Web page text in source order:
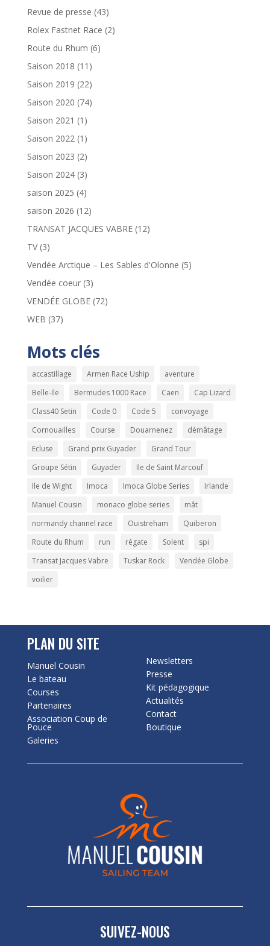
Revue de presse (43)
Rolex Fastnet Race (2)
Route du Rhum (6)
Saison 2018 (11)
Saison 2019 (22)
Saison 2020 (74)
Saison 2021 (1)
Saison 2022 (1)
Saison 2023 (2)
Saison 2024(3)
saison 2025 (4)
saison 2026 (12)
TRANSAT JACQUES VABRE(12)
TV(3)
Vendée Arctique – Les Sables d'Olonne (5)
Vendée coeur(3)
VENDÉE GLOBE(72)
WEB (37)
Mots clés
accastillage Armen Race Uship
aventure
Belle-Ile
Bermudes 1000 Race Caen
Cap Lizard
Class40 Setin
Code 0 Code 5
convoyage
Cornouailles
Course Douarnenez
démâtage
Ecluse
Grand prix Guyader
Grand Tour
Groupe Sétin
Guyader
Ile de Saint Marcouf
Ile de Wight
Imoca Imoca Globe Series
Irlande
Manuel Cousin
monaco globe series
mât
normandy channel race
Ouistreham
Quiberon
Route du Rhum
run régate Solent
spi
Transat Jacques Vabre
Tuskar Rock
Vendée Globe
voilier
PLAN DU SITE
Manuel Cousin
Le bateau
Courses
Partenaires
Association Coup de
Pouce
Galeries
Newsletters
Presse
Kit pédagogique
Actualités
Contact
Boutique
SUIVEZ-NOUS